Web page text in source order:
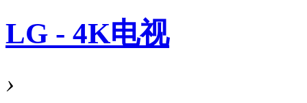
LG - 4K电视
›